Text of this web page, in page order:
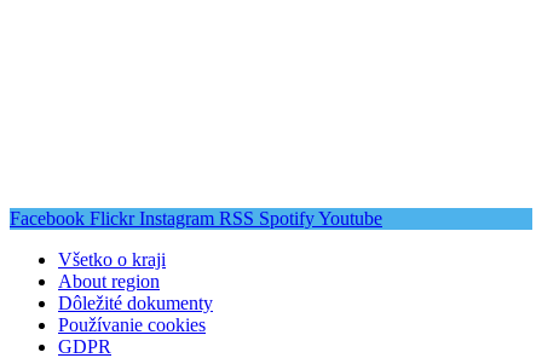
Facebook Flickr Instagram RSS SpotifyYoutube
Všetko o kraji
About region
Dôležité dokumenty
Používanie cookies
GDPR